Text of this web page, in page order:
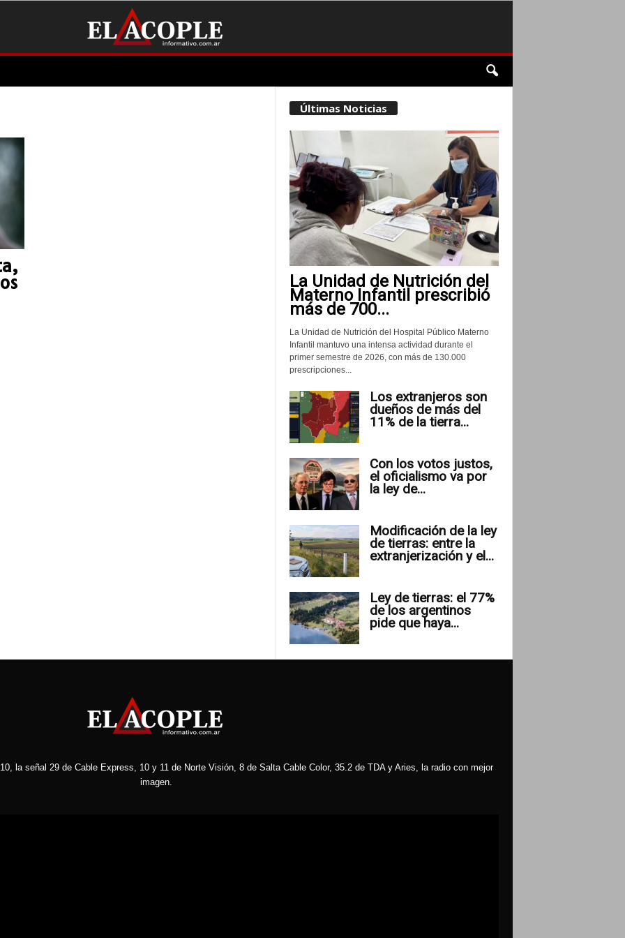
Últimas Noticias
La Unidad de Nutrición del
Materno Infantil prescribió
más de 700...
La Unidad de Nutrición del Hospital Público Materno
Infantil mantuvo una intensa actividad durante el
primer semestre de 2026, con más de 130.000
prescripciones...
Los extranjeros son
dueños de más del
11% de la tierra...
Con los votos justos,
el oficialismo va por
la ley de...
Modificación de la ley
de tierras: entre la
extranjerización y el...
Ley de tierras: el 77%
de los argentinos
pide que haya...
la señal 29 de Cable Express, 10 y 11 de Norte Visión, 8 de Salta Cable Color, 35.2 de TDA y Aries, la radio con mejor
imagen.